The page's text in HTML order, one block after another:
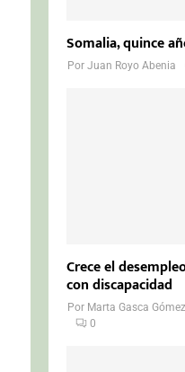
Somalia, quince
PorJuan Royo Abenia
Crece el
con discapacidad
Por Marta Gasca Gómez
0